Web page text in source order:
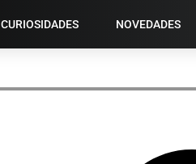
CURIOSIDADES NOVEDADES